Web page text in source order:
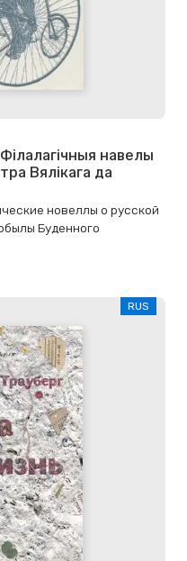
навелы
Вялікага да
новеллы о русской
Буденного
RUS